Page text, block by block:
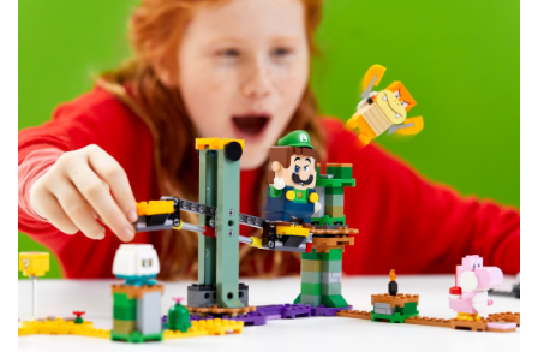
生成式AI與雲端應用
Enterprise Digital Transformation
特集